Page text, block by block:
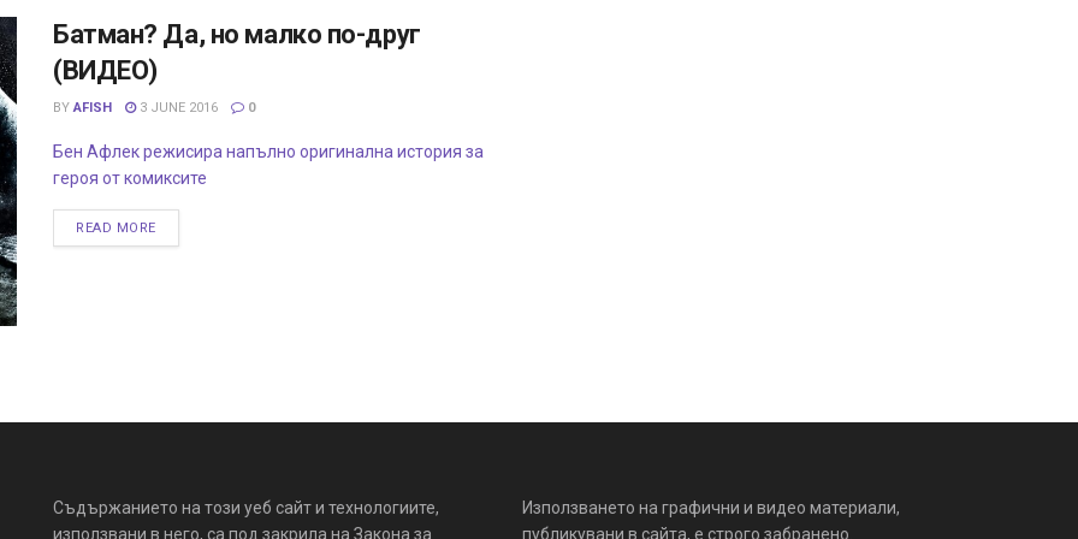
Батман? Да, но малко по-друг
(ВИДЕО)
BY AFISH 3 JUNE 2016 0
Бен Афлек режисира напълно оригинална история за
героя от комиксите
READ MORE
Съдържанието на този уеб сайт и технологиите,
използвани в него, са под закрила на Закона за
Използването на графични и видео материали,
публикувани в сайта, е строго забранено.